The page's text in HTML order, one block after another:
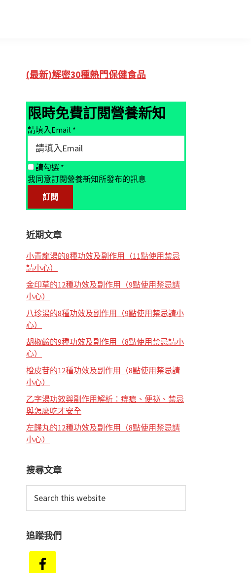
Primary
(最新)解密30種熱門保健食品
限時免費訂閱營養新知
請填入Email *
請勾選 *
我同意訂閱營養新知所發布的訊息
近期文章
小青龍湯的8種功效及副作用（11點使用禁忌
請小心）
金印草的12種功效及副作用（9點使用禁忌請
小心）
八珍湯的8種功效及副作用（9點使用禁忌請小
心）
胡椒鹼的9種功效及副作用（8點使用禁忌請小
心）
橙皮苷的12種功效及副作用（8點使用禁忌請
小心）
乙字湯功效與副作用解析：痔瘡、便祕、禁忌
與怎麼吃才安全
左歸丸的12種功效及副作用（8點使用禁忌請
小心）
搜尋文章
this
追蹤我們